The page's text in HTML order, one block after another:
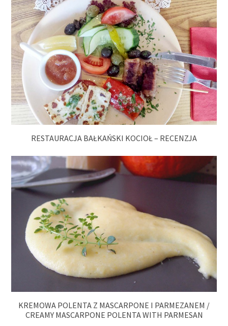
RESTAURACJA BAŁKAŃSKI KOCIOŁ – RECENZJA
KREMOWA POLENTA Z MASCARPONE I PARMEZANEM /
CREAMY MASCARPONE POLENTA WITH PARMESAN